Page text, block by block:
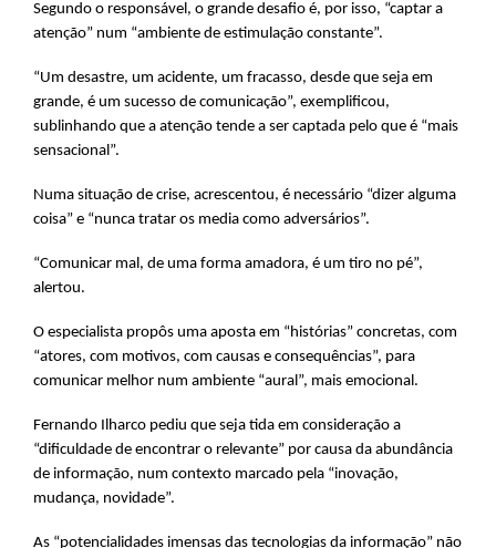
Segundo o responsável, o grande desafio é, por isso, “captar a
atenção” num “ambiente de estimulação constante”.
“Um desastre, um acidente, um fracasso, desde que seja em
grande, é um sucesso de comunicação”, exemplificou,
sublinhando que a atenção tende a ser captada pelo que é “mais
sensacional”.
Numa situação de crise, acrescentou, é necessário “dizer alguma
coisa” e “nunca tratar os media como adversários”.
“Comunicar mal, de uma forma amadora, é um tiro no pé”,
alertou.
O especialista propôs uma aposta em “histórias” concretas, com
“atores, com motivos, com causas e consequências”, para
comunicar melhor num ambiente “aural”, mais emocional.
Fernando Ilharco pediu que seja tida em consideração a
“dificuldade de encontrar o relevante” por causa da abundância
de informação, num contexto marcado pela “inovação,
mudança, novidade”.
As “potencialidades imensas das tecnologias da informação” não